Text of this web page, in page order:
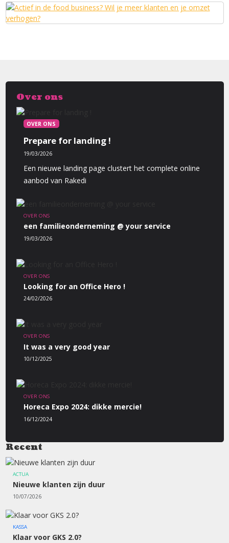
Over ons
OVER ONS
Prepare for landing !
19/03/2026
Een nieuwe landing page clustert het complete online
aanbod van Rakedi
OVER ONS
een familieonderneming @ your service
19/03/2026
OVER ONS
Looking for an Office Hero !
24/02/2026
OVER ONS
It was a very good year
10/12/2025
OVER ONS
Horeca Expo 2024: dikke mercie!
16/12/2024
Recent
ACTUA
Nieuwe klanten zijn duur
10/07/2026
KASSA
Klaar voor GKS 2.0?